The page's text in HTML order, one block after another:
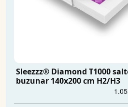
Sleezzz® Diamond T1000
buzunar 140x200 cm H2/H3